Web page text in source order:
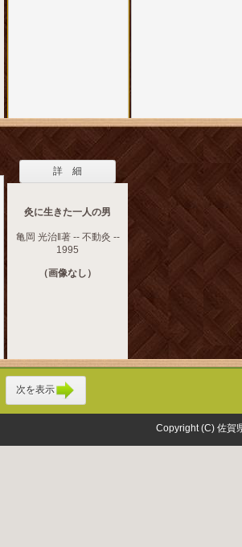
詳 細
灸に生きた一人の男
亀岡 光治‖著 -- 不動灸 --
1995
（画像なし）
次を表示
Copyright (C) 佐賀